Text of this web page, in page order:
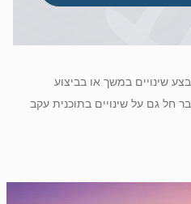
שינויים במשך או בביצוע
חל גם על שינויים בתוכנית עקב